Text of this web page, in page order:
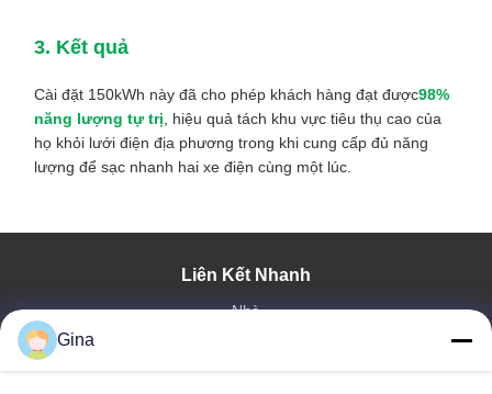
3. Kết quả
Cài đặt 150kWh này đã cho phép khách hàng đạt được98%
năng lượng tự trị , hiệu quả tách khu vực tiêu thụ cao của
họ khỏi lưới điện địa phương trong khi cung cấp đủ năng
lượng để sạc nhanh hai xe điện cùng một lúc.
Liên Kết Nhanh
Nhà
Sản Phẩm
Gina